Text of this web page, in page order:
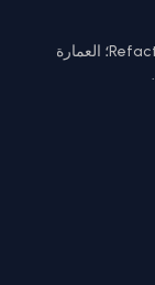
اتعلم دايماً، جرب بنفسك، وماتخافش من الـ Refactoring؛ العمارة